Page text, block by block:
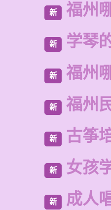
新 福州
新 学琴
新 福州
新 福州
新 古筝
新 女孩
新 成人